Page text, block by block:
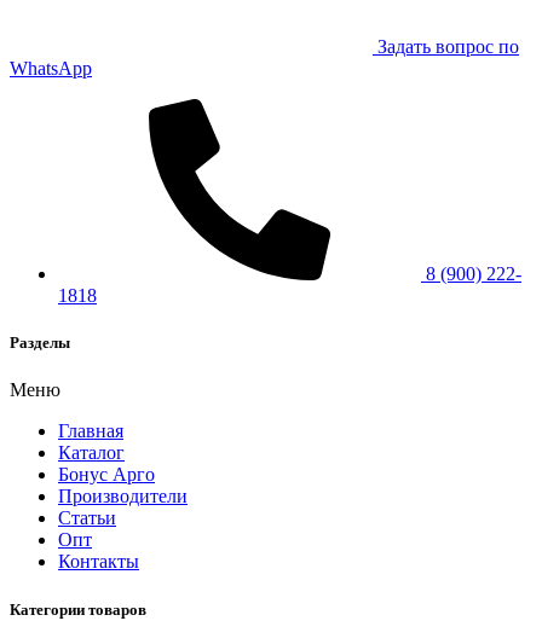
Задать вопрос по
WhatsApp
8 (900) 222-
1818
Разделы
Меню
Главная
Каталог
Бонус Арго
Производители
Статьи
Опт
Контакты
Категории товаров